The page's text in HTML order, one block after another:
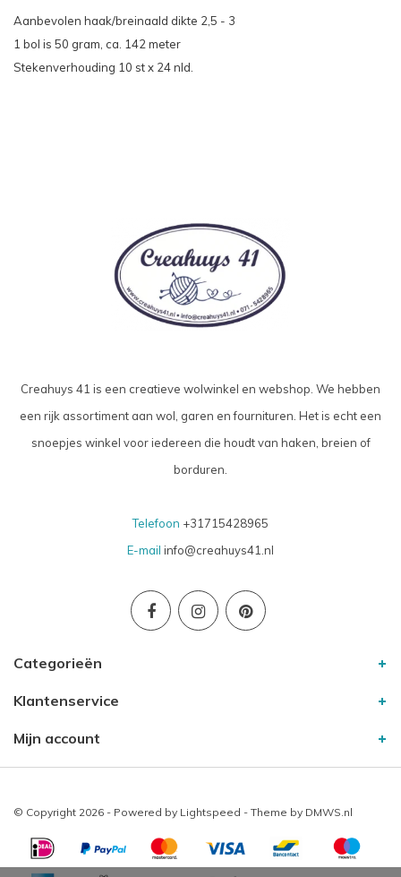
Aanbevolen haak/breinaald dikte 2,5 - 3
1 bol is 50 gram, ca. 142 meter
Stekenverhouding 10 st x 24 nld.
Creahuys 41 is een creatieve wolwinkel en webshop. We hebben
een rijk assortiment aan wol, garen en fournituren. Het is echt een
snoepjes winkel voor iedereen die houdt van haken, breien of
borduren.
Telefoon +31715428965
E-mail info@creahuys41.nl
Categorieën
Klantenservice
Mijn account
© Copyright 2026 - Powered by Lightspeed - Theme by DMWS.nl